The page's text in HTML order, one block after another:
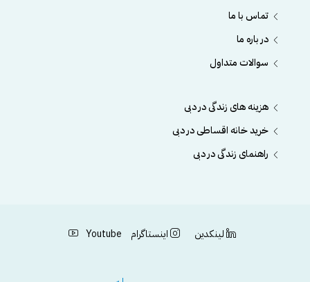
تماس با ما
در باره ما
سوالات متداول
هزینه های زندگی در دبی
خرید خانه اقساطی در دبی
راهنمای زندگی در دبی
لینکدین اینستاگرام Youtube